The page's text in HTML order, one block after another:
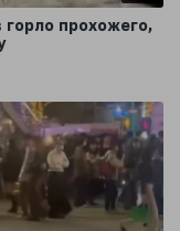
прохожего,